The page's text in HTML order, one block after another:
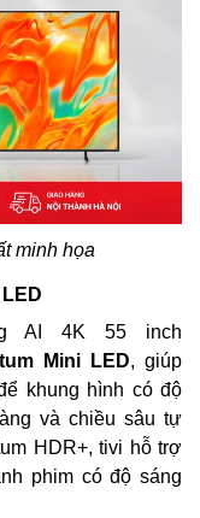
minh họa
AI 4K 55 inch
Mini LED, giúp
khung hình có độ
và chiều sâu tự
HDR+, tivi hỗ trợ
phim có độ sáng